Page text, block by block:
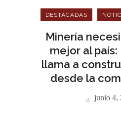
DESTACADAS
Minería
mejor al país:
llama a
desde la
junio 4,